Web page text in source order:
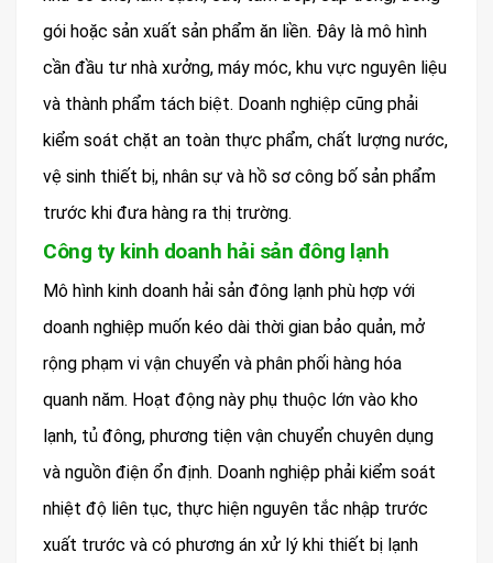
gói hoặc sản xuất sản phẩm ăn liền. Đây là mô hình
cần đầu tư nhà xưởng, máy móc, khu vực nguyên liệu
và thành phẩm tách biệt. Doanh nghiệp cũng phải
kiểm soát chặt an toàn thực phẩm, chất lượng nước,
vệ sinh thiết bị, nhân sự và hồ sơ công bố sản phẩm
trước khi đưa hàng ra thị trường.
Công ty kinh doanh hải sản đông lạnh
Mô hình kinh doanh hải sản đông lạnh phù hợp với
doanh nghiệp muốn kéo dài thời gian bảo quản, mở
rộng phạm vi vận chuyển và phân phối hàng hóa
quanh năm. Hoạt động này phụ thuộc lớn vào kho
lạnh, tủ đông, phương tiện vận chuyển chuyên dụng
và nguồn điện ổn định. Doanh nghiệp phải kiểm soát
nhiệt độ liên tục, thực hiện nguyên tắc nhập trước
xuất trước và có phương án xử lý khi thiết bị lạnh